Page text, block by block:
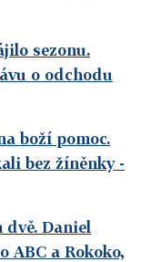
sezonu.
o odchodu
boží pomoc.
bez žíněnky-
Daniel
ABC a Rokoko,